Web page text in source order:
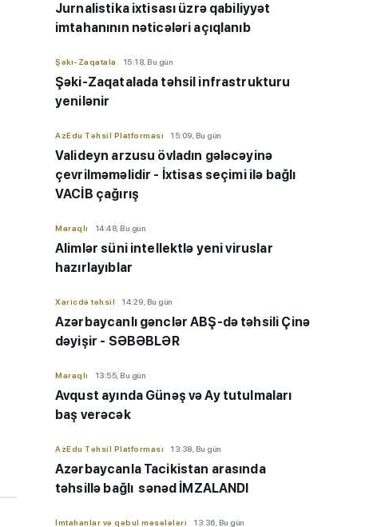
Jurnalistika ixtisası üzrə qabiliyyət
imtahanının nəticələri açıqlanıb
Şəki-Zaqatala 15:18, Bu gün
Şəki-Zaqatalada təhsil infrastrukturu
yenilənir
AzEdu Təhsil Platforması 15:09, Bu gün
Valideyn arzusu övladın gələcəyinə
çevrilməməlidir - İxtisas seçimi ilə bağlı
VACİB çağırış
Maraqlı 14:48, Bu gün
Alimlər süni intellektlə yeni viruslar
hazırlayıblar
Xaricdə təhsil 14:29, Bu gün
Azərbaycanlı gənclər ABŞ-də təhsili Çinə
dəyişir - SƏBƏBLƏR
Maraqlı 13:55, Bu gün
Avqust ayında Günəş və Ay tutulmaları
baş verəcək
AzEdu Təhsil Platforması 13:38, Bu gün
Azərbaycanla Tacikistan arasında
təhsillə bağlı sənəd İMZALANDI
İmtahanlar və qəbul məsələləri 13:36, Bu gün